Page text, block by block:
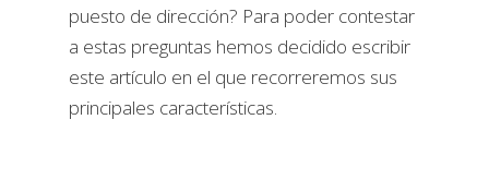
puesto de dirección? Para poder contestar
a estas preguntas hemos decidido escribir
este artículo en el que recorreremos sus
principales características.